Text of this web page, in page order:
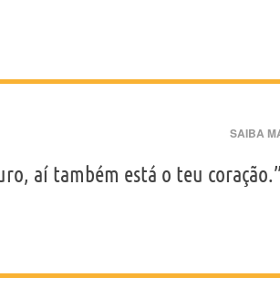
SAIBA
aí também está o teu coração.”